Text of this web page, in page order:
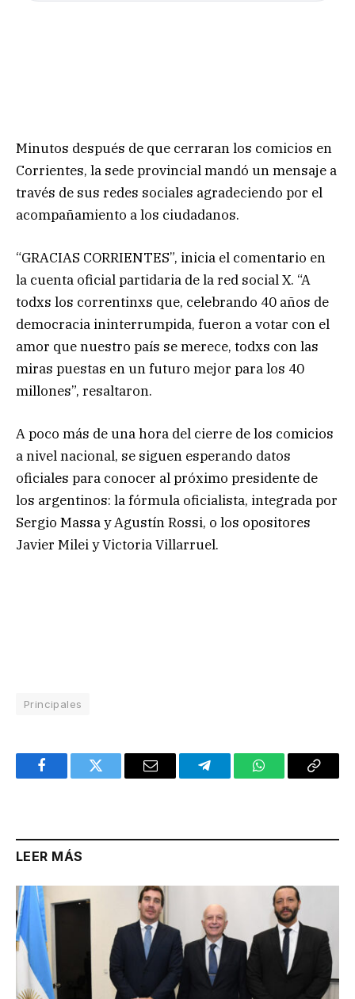
Minutos después de que cerraran los comicios en
Corrientes, la sede provincial mandó un mensaje a
través de sus redes sociales agradeciendo por el
acompañamiento a los ciudadanos.
“GRACIAS CORRIENTES”, inicia el comentario en
la cuenta oficial partidaria de la red social X. “A
todxs los correntinxs que, celebrando 40 años de
democracia ininterrumpida, fueron a votar con el
amor que nuestro país se merece, todxs con las
miras puestas en un futuro mejor para los 40
millones”, resaltaron.
A poco más de una hora del cierre de los comicios
a nivel nacional, se siguen esperando datos
oficiales para conocer al próximo presidente de
los argentinos: la fórmula oficialista, integrada por
Sergio Massa y Agustín Rossi, o los opositores
Javier Milei y Victoria Villarruel.
Principales
FacebookTwitter Email TelegramWhatsAppCopy
LEER MÁS